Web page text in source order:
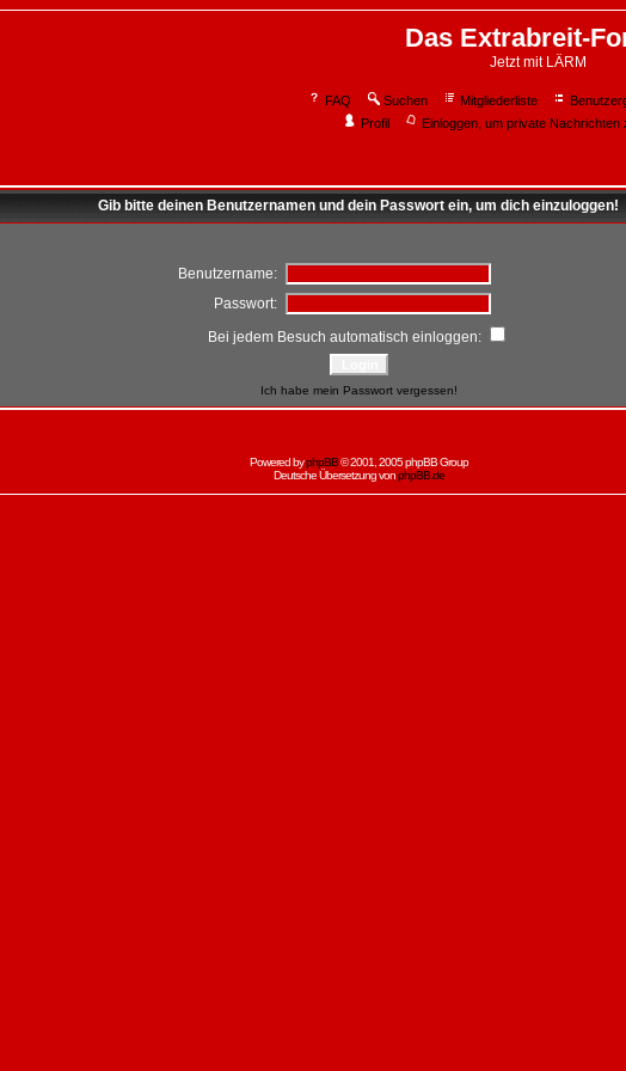
Das Extrabreit-
Jetzt mit LÄRM
FAQ Suchen Mitgliederliste
Profil
Einloggen, um private Nachrichten
Gib bitte deinen Benutzernamen und dein Passwort ein, um dich einzuloggen!
Benutzername:
Passwort:
Bei jedem Besuch automatisch einloggen:
Ich habe mein Passwort vergessen!
Powered byphpBB© 2001, 2005 phpBB Group
Deutsche Übersetzung vonphpBB.de